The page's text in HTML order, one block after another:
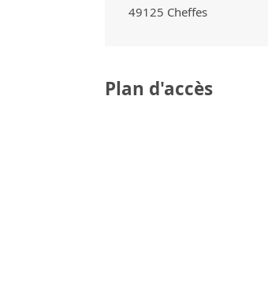
49125 Cheffes
Plan d'accès